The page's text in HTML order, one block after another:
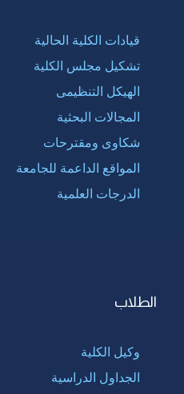
قيادات الكلية الحالية
تشكيل مجلس الكلية
الهيكل التنظيمى
المجالات البحثية
شكاوى ومقترحات
المواقع الداعمة للجامعة
الدرجات العلمية
الطلاب
وكيل الكلية
الجداول الدراسية